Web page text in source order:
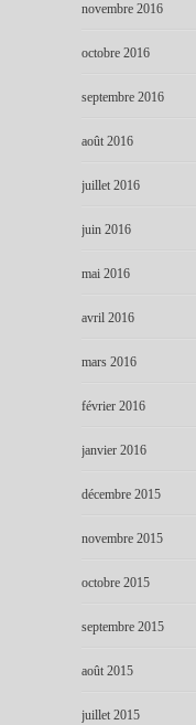
novembre 2016
octobre 2016
septembre 2016
août 2016
juillet 2016
juin 2016
mai 2016
avril 2016
mars 2016
février 2016
janvier 2016
décembre 2015
novembre 2015
octobre 2015
septembre 2015
août 2015
juillet 2015